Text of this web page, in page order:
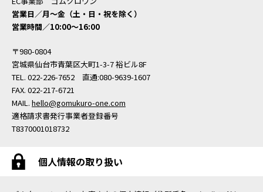
営業日／月〜金（土・日・祝を除く）
営業時間／10:00〜16:00
〒980-0804
宮城県仙台市青葉区大町1-3-7 裕ビル8F
TEL. 022-226-7652 直通:080-9639-1607
FAX. 022-217-6721
MAIL. hello@gomukuro-one.com
適格請求書発行事業者登録番号
T8370001018732
個人情報の取り扱い